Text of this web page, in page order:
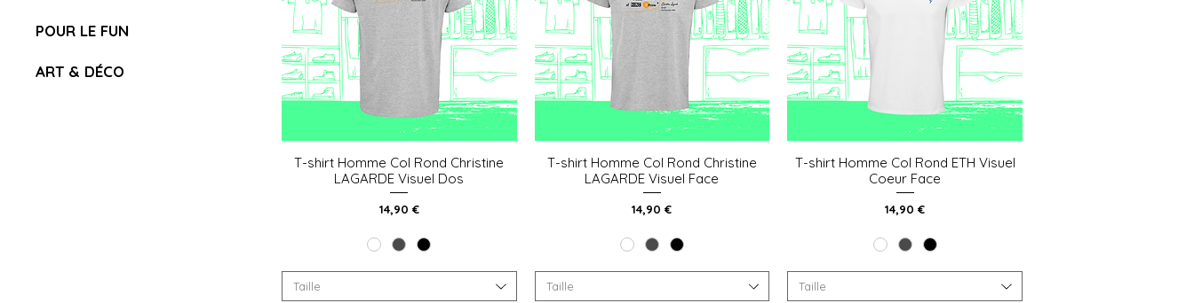
POUR LE FUN
ART & DÉCO
Aperçu rapide
T-shirt Homme Col Rond Christine
LAGARDE Visuel Dos
Prix
14,90 €
Taille
Aperçu rapide
T-shirt Homme Col Rond Christine
LAGARDE Visuel Face
Prix
14,90 €
Taille
Aperçu rapide
T-shirt Homme Col Rond ETH Visuel
Coeur Face
Prix
14,90 €
Taille